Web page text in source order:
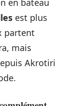
en bateau
est plus
partent
mais
Akrotiri